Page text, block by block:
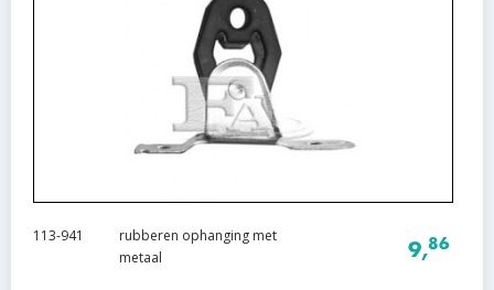
113-941
rubberen ophanging met
metaal
9,86